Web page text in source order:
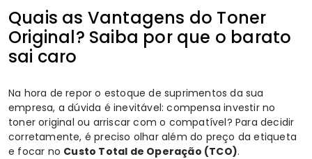
Quais as Vantagens do Toner
Original? Saiba por que o barato
sai caro
Na hora de repor o estoque de suprimentos da sua
empresa, a dúvida é inevitável: compensa investir no
toner original ou arriscar com o compatível? Para decidir
corretamente, é preciso olhar além do preço da etiqueta
e focar no Custo Total de Operação (TCO).